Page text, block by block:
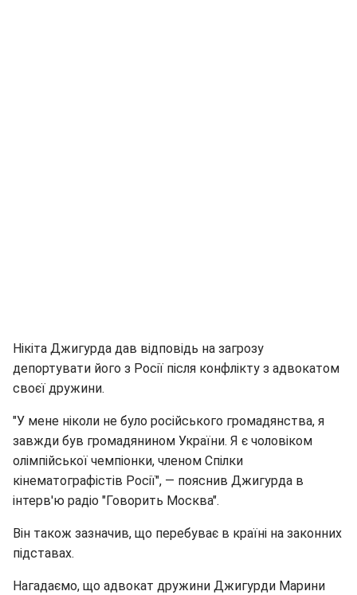
Нікіта Джигурда дав відповідь на загрозу
депортувати його з Росії після конфлікту з адвокатом
своєї дружини.
"У мене ніколи не було російського громадянства, я
завжди був громадянином України. Я є чоловіком
олімпійської чемпіонки, членом Спілки
кінематографістів Росії", — пояснив Джигурда в
інтерв'ю радіо "Говорить Москва".
Він також зазначив, що перебуває в країні на законних
підставах.
Нагадаємо, що адвокат дружини Джигурди Марини